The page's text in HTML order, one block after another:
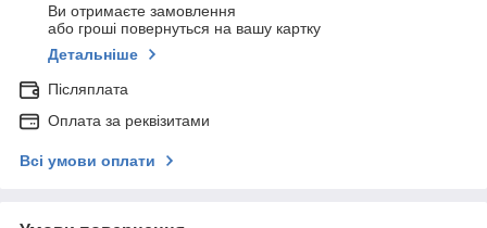
Ви отримаєте замовлення
або гроші повернуться на вашу картку
Детальніше
Післяплата
Оплата за реквізитами
Всі умови оплати